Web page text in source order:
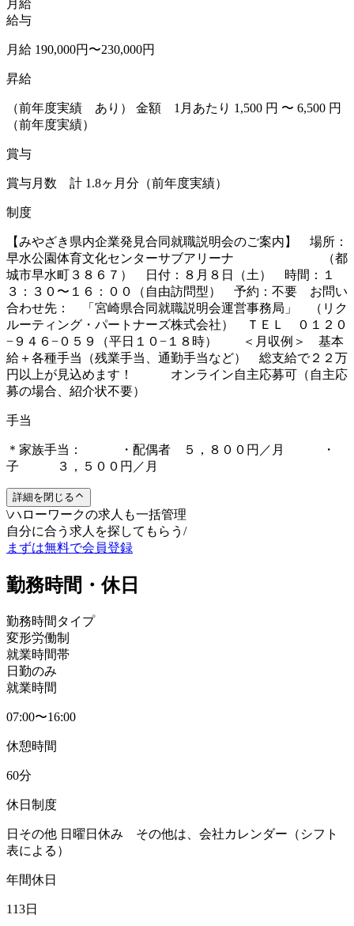
月給
給与
月給 190,000円〜230,000円
昇給
（前年度実績 あり） 金額 1月あたり 1,500 円 〜 6,500 円
（前年度実績）
賞与
賞与月数 計 1.8ヶ月分（前年度実績）
制度
【みやざき県内企業発見合同就職説明会のご案内】 場所：
早水公園体育文化センターサブアリーナ （都
城市早水町３８６７） 日付：８月８日（土） 時間：１
３：３０〜１６：００（自由訪問型） 予約：不要 お問い
合わせ先： 「宮崎県合同就職説明会運営事務局」 （リク
ルーティング・パートナーズ株式会社） ＴＥＬ ０１２０
−９４６−０５９（平日１０−１８時） ＜月収例＞ 基本
給＋各種手当（残業手当、通勤手当など） 総支給で２２万
円以上が見込めます！ オンライン自主応募可（自主応
募の場合、紹介状不要）
手当
＊家族手当： ・配偶者 ５，８００円／月 ・
子 ３，５００円／月
詳細を閉じる
\ハローワークの求人も一括管理
自分に合う求人を探してもらう /
まずは無料で会員登録
勤務時間・休日
勤務時間タイプ
変形労働制
就業時間帯
日勤のみ
就業時間
07:00〜16:00
休憩時間
60分
休日制度
日その他 日曜日休み その他は、会社カレンダー（シフト
表による）
年間休日
113日